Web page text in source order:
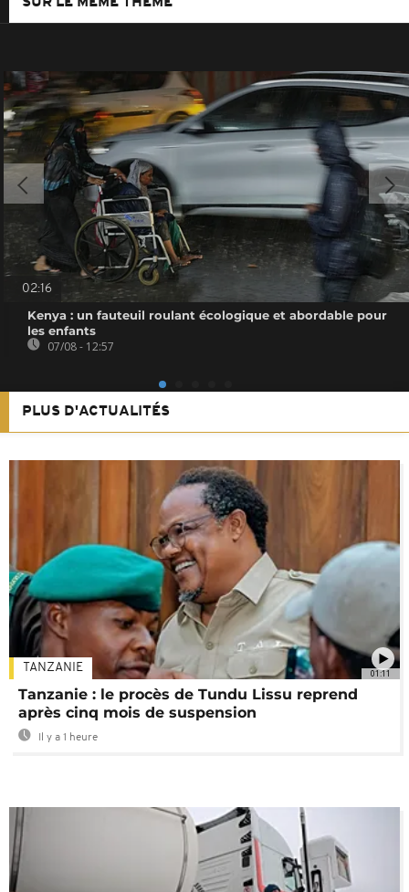
02:16
Kenya : un fauteuil roulant écologique et abordable pour
les enfants
07/08 - 12:57
PLUS D'ACTUALITÉS
01:11
TANZANIE
Tanzanie : le procès de Tundu Lissu reprend
après cinq mois de suspension
Il y a 1 heure